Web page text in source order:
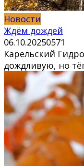
Новости
Ждём дождей
06.10.20250571
Карельский
дождливую, но